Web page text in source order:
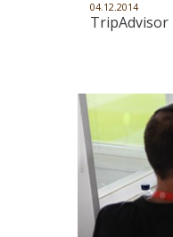
04.12.2014